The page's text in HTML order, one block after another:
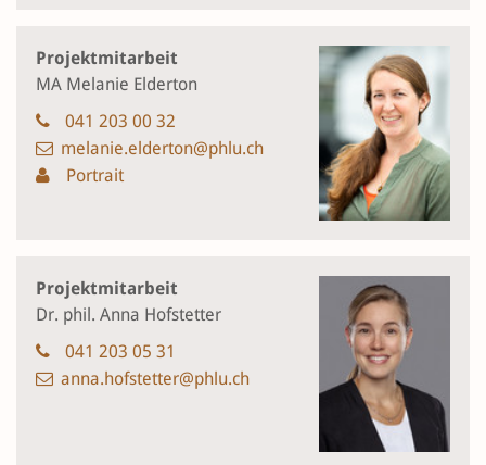
Projektmitarbeit
MA Melanie Elderton
041 203 00 32
melanie.elderton@phlu.ch
Portrait
Projektmitarbeit
Dr. phil. Anna Hofstetter
041 203 05 31
anna.hofstetter@phlu.ch